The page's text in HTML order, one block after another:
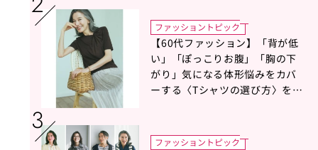
ファッショントピック
【60代ファッション】「背が低
い」「ぽっこりお腹」「胸の下
がり」気になる体形悩みをカバ
ーする〈Tシャツの選び方〉をス
ファッショントピック